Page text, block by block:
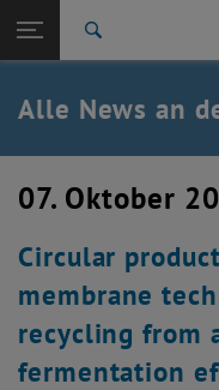
TU Login
Quicklinks
Quicklinks-Menü umschalten
Studium
Karriere
Zurück: Subseiten von TU
Zurück zur letzten
TU Wien
Übersicht
Alle News an
07. Oktober
Circular
membrane
recycling from
fermentation